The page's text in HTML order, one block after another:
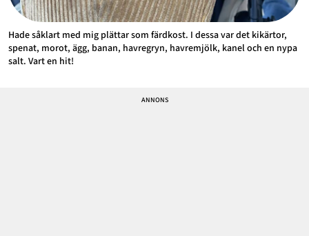
Hade såklart med mig plättar som färdkost. I dessa var det kikärtor,
spenat, morot, ägg, banan, havregryn, havremjölk, kanel och en nypa
salt. Vart en hit!